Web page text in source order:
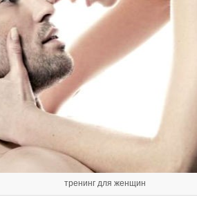
тренинг для женщин